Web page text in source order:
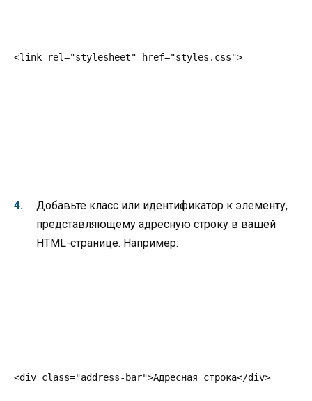
<link rel="stylesheet" href="styles.css">
Добавьте класс или идентификатор к элементу,
представляющему адресную строку в вашей
HTML-странице. Например:
<div class="address-bar">Адресная строка</div>